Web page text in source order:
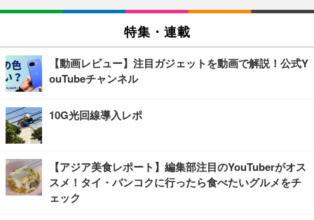
特集・連載
【動画レビュー】注目ガジェットを動画で解説！公式Y
ouTubeチャンネル
10G光回線導入レポ
【アジア美食レポート】編集部注目のYouTuberがオス
スメ！タイ・バンコクに行ったら食べたいグルメをチ
ェック